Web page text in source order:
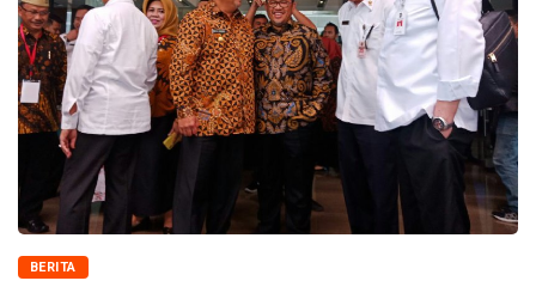
BERITA